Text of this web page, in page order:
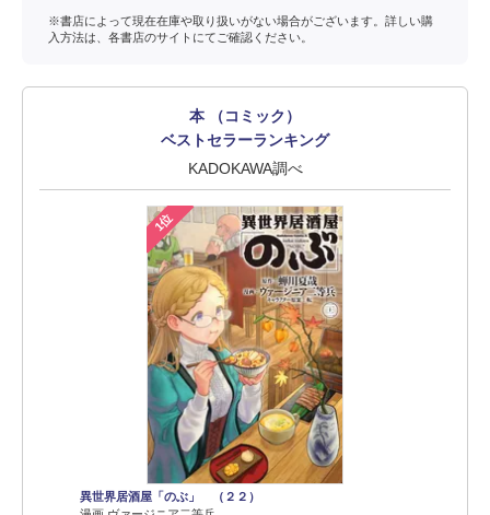
※書店によって現在在庫や取り扱いがない場合がございます。詳しい購
入方法は、各書店のサイトにてご確認ください。
本 （コミック）
ベストセラーランキング
KADOKAWA調べ
1位
異世界居酒屋「のぶ」 （２２）